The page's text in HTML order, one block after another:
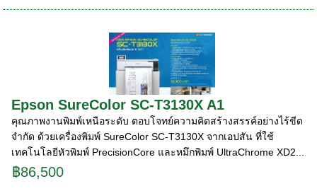
Epson SureColor SC-T3130X A1
คุณภาพงานพิมพ์เหนือระดับ ตอบโจทย์ความคิดสร้างสรรค์อย่างไร้ขีด
จำกัด ด้วยเครื่องพิมพ์ SureColor SC-T3130X จากเอปสัน ที่ใช้
เทคโนโลยีหัวพิมพ์ PrecisionCore และหมึกพิมพ์ UltraChrome XD2...
฿86,500